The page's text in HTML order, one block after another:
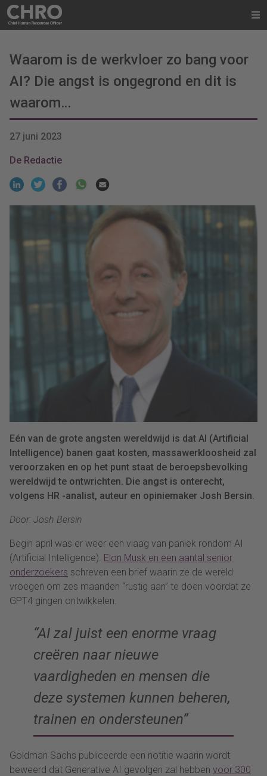
Waarom is de werkvloer zo bang voor
AI? Die angst is ongegrond en dit is
waarom…
27 juni 2023
De Redactie
Eén van de grote angsten wereldwijd is dat AI (Artificial
Intelligence) banen gaat kosten, massawerkloosheid zal
veroorzaken en op het punt staat de beroepsbevolking
wereldwijd te ontwrichten. Die angst is onterecht,
volgens HR -analist, auteur en opiniemaker Josh Bersin.
Door: Josh Bersin
Begin april was er weer een vlaag van paniek rondom AI
(Artificial Intelligence). Elon Musk en een aantal senior
onderzoekers schreven een brief waarin ze de wereld
vroegen om zes maanden “rustig aan” te doen voordat ze
GPT4 gingen ontwikkelen.
“AI zal juist een enorme vraag
creëren naar nieuwe
vaardigheden en mensen die
deze systemen kunnen beheren,
trainen en ondersteunen”
Goldman Sachs publiceerde een notitie waarin wordt
beweerd dat Generative AI gevolgen zal hebben voor 300